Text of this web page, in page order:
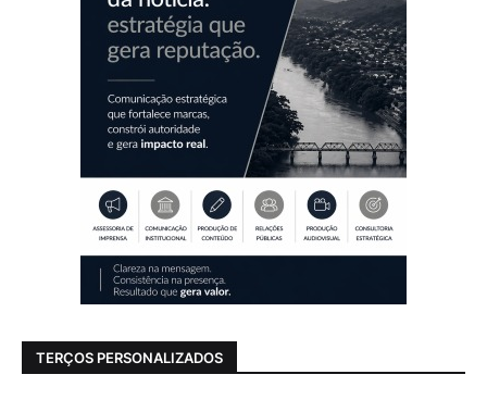
TERÇOS PERSONALIZADOS